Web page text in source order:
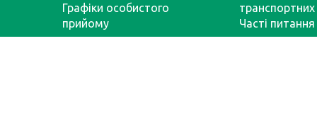
Графіки особистого
прийому
транспортних
Часті питання